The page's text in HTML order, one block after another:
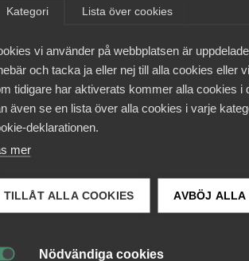
Kategori Lista över cookies
vi använder på webbplatsen är
och tacka ja eller nej till alla cookies eller
tidigare har aktiverats kommer alla cookies i
även se en lista över alla cookies i varje
deklarationen.
mer
TILLÅT ALLA COOKIES AVBÖJ ALLA
Nödvändiga cookies
har
antog den 17 juni 2024 ”Avtal
Näringsliv och LO träffade den